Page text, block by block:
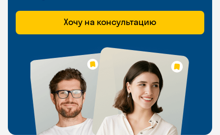
Хочу на консультацию